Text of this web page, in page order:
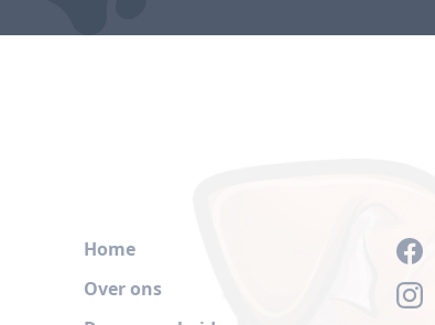
Home
Over ons